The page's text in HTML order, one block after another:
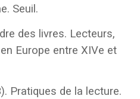
Seuil.
des livres. Lecteurs,
Europe entre XIVe et
Pratiques de la lecture.